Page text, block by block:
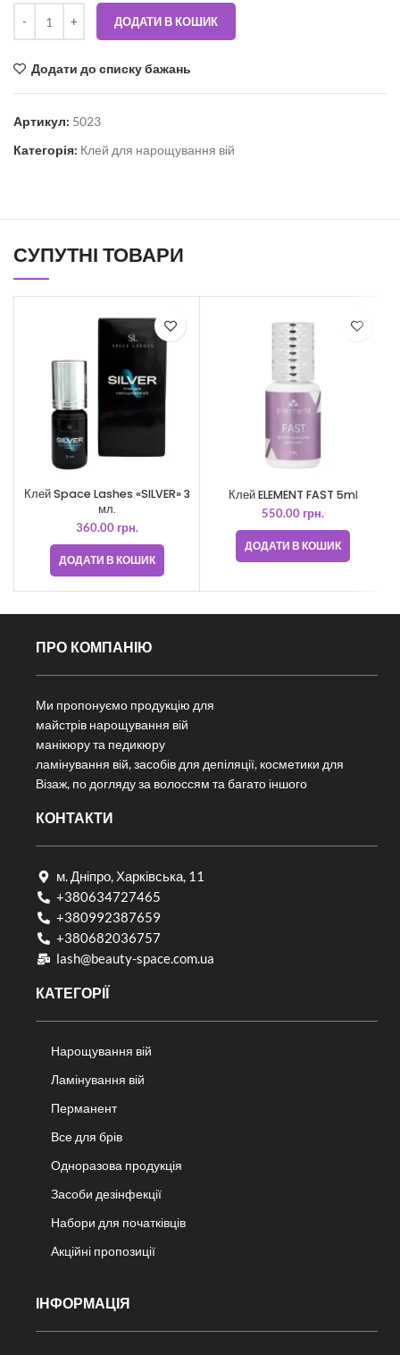
ДОДАТИ В КОШИК
Додати до списку бажань
Артикул: 5023
Категорія: Клей для нарощування вій
СУПУТНІ ТОВАРИ
Клей Space Lashes «SILVER» 3
мл.
360.00 грн.
ДОДАТИ В КОШИК
Клей ELEMENT FAST 5ml
550.00 грн.
ДОДАТИ В КОШИК
ПРО КОМПАНІЮ
Ми пропонуємо продукцію для
майстрів нарощування вій
манікюру та педикюру
ламінування вій, засобів для депіляції, косметики для
Візаж, по догляду за волоссям та багато іншого
КОНТАКТИ
м. Дніпро, Харківська, 11
+380634727465
+380992387659
+380682036757​
lash@beauty-space.com.ua
КАТЕГОРІЇ
Нарощування вій
Ламінування вій
Перманент
Все для брів
Одноразова продукція
Засоби дезінфекції
Набори для початківців
Акційні пропозиції
ІНФОРМАЦІЯ